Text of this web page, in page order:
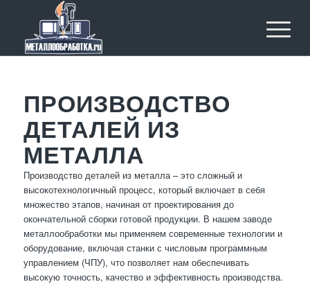
ПРОИЗВОДСТВО
ДЕТАЛЕЙ ИЗ
МЕТАЛЛА
Производство деталей из металла – это сложный и
высокотехнологичный процесс, который включает в себя
множество этапов, начиная от проектирования до
окончательной сборки готовой продукции. В нашем заводе
металлообработки мы применяем современные технологии и
оборудование, включая станки с числовым программным
управлением (ЧПУ), что позволяет нам обеспечивать
высокую точность, качество и эффективность производства.